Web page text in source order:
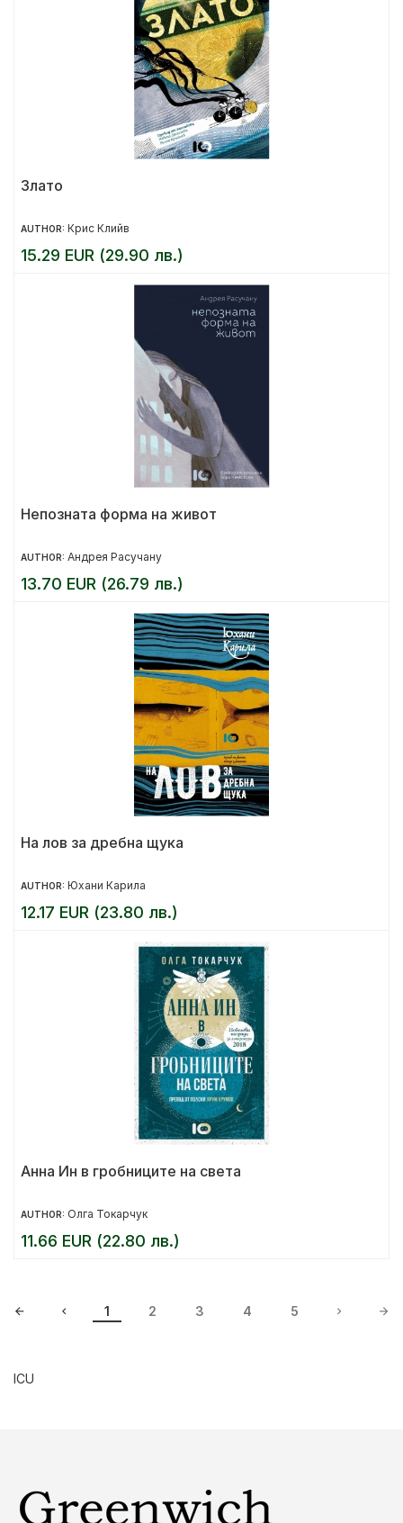
Злато
AUTHOR: Крис Клийв
15.29 EUR (29.90 лв.)
Непозната форма на живот
AUTHOR: Андрея Расучану
13.70 EUR (26.79 лв.)
На лов за дребна щука
AUTHOR: Юхани Карила
12.17 EUR (23.80 лв.)
Анна Ин в гробниците на света
AUTHOR: Олга Токарчук
11.66 EUR (22.80 лв.)
1 2 3 4 5
ICU